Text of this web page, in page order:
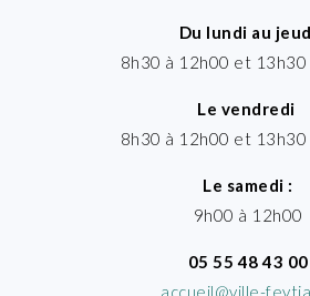
Du lundi au
8h30 à 12h00 et 13h30
Le vendredi
8h30 à 12h00 et 13h30
Le samedi :
9h00 à 12h00
05 55 48 43 00
accueil@ville-